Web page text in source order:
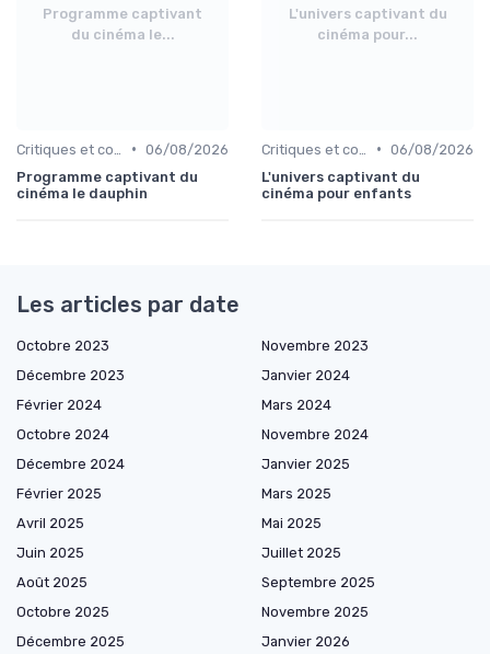
Programme captivant
du cinéma le...
• 06/08/2026
Programme captivant du
cinéma le dauphin
L'univers captivant du
cinéma pour...
• 06/08/2026
L'univers captivant du
cinéma pour enfants
Les articles par date
Octobre 2023
Novembre 2023
Décembre 2023
Janvier 2024
Février 2024
Mars 2024
Octobre 2024
Novembre 2024
Décembre 2024
Janvier 2025
Février 2025
Mars 2025
Avril 2025
Mai 2025
Juin 2025
Juillet 2025
Août 2025
Septembre 2025
Octobre 2025
Novembre 2025
Décembre 2025
Janvier 2026